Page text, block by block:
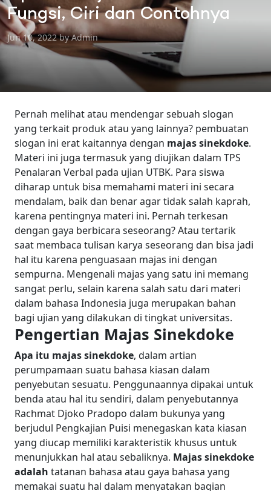
Fungsi, Ciri dan Contohnya
Jun 10, 2022 by Admin
Pernah melihat atau mendengar sebuah slogan
yang terkait produk atau yang lainnya? pembuatan
slogan ini erat kaitannya dengan majas sinekdoke.
Materi ini juga termasuk yang diujikan dalam TPS
Penalaran Verbal pada ujian UTBK. Para siswa
diharap untuk bisa memahami materi ini secara
mendalam, baik dan benar agar tidak salah kaprah,
karena pentingnya materi ini. Pernah terkesan
dengan gaya berbicara seseorang? Atau tertarik
saat membaca tulisan karya seseorang dan bisa jadi
hal itu karena penguasaan majas ini dengan
sempurna. Mengenali majas yang satu ini memang
sangat perlu, selain karena salah satu dari materi
dalam bahasa Indonesia juga merupakan bahan
bagi ujian yang dilakukan di tingkat universitas.
Pengertian Majas Sinekdoke
Apa itu majas sinekdoke, dalam artian
perumpamaan suatu bahasa kiasan dalam
penyebutan sesuatu. Penggunaannya dipakai untuk
benda atau hal itu sendiri, dalam penyebutannya
Rachmat Djoko Pradopo dalam bukunya yang
berjudul Pengkajian Puisi menegaskan kata kiasan
yang diucap memiliki karakteristik khusus untuk
menunjukkan hal atau sebaliknya. Majas sinekdoke
adalah tatanan bahasa atau gaya bahasa yang
memakai suatu hal dalam menyatakan bagian